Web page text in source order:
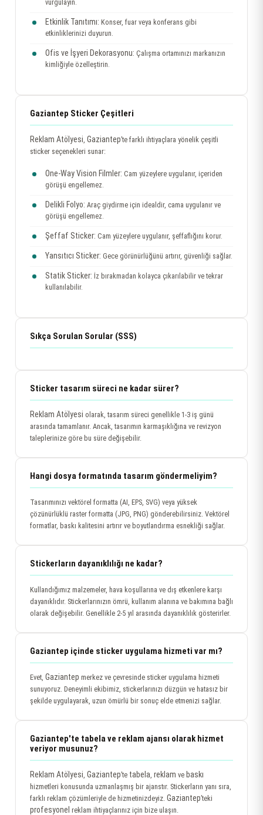
vurgulayın.
Etkinlik Tanıtımı: Konser, fuar veya konferans gibi
etkinliklerinizi duyurun.
Ofis ve İşyeri Dekorasyonu: Çalışma ortamınızı markanızın
kimliğiyle özelleştirin.
Gaziantep Sticker Çeşitleri
Reklam Atölyesi, Gaziantep’te farklı ihtiyaçlara yönelik çeşitli
sticker seçenekleri sunar:
One-Way Vision Filmler: Cam yüzeylere uygulanır, içeriden
görüşü engellemez.
Delikli Folyo: Araç giydirme için idealdir, cama uygulanır ve
görüşü engellemez.
Şeffaf Sticker: Cam yüzeylere uygulanır, şeffaflığını korur.
Yansıtıcı Sticker: Gece görünürlüğünü artırır, güvenliği sağlar.
Statik Sticker: İz bırakmadan kolayca çıkarılabilir ve tekrar
kullanılabilir.
Sıkça Sorulan Sorular (SSS)
Sticker tasarım süreci ne kadar sürer?
Reklam Atölyesi olarak, tasarım süreci genellikle 1-3 iş günü
arasında tamamlanır. Ancak, tasarımın karmaşıklığına ve revizyon
taleplerinize göre bu süre değişebilir.
Hangi dosya formatında tasarım göndermeliyim?
Tasarımınızı vektörel formatta (AI, EPS, SVG) veya yüksek
çözünürlüklü raster formatta (JPG, PNG) gönderebilirsiniz. Vektörel
formatlar, baskı kalitesini artırır ve boyutlandırma esnekliği sağlar.
Stickerların dayanıklılığı ne kadar?
Kullandığımız malzemeler, hava koşullarına ve dış etkenlere karşı
dayanıklıdır. Stickerlarınızın ömrü, kullanım alanına ve bakımına bağlı
olarak değişebilir. Genellikle 2-5 yıl arasında dayanıklılık gösterirler.
Gaziantep içinde sticker uygulama hizmeti var mı?
Evet, Gaziantep merkez ve çevresinde sticker uygulama hizmeti
sunuyoruz. Deneyimli ekibimiz, stickerlarınızı düzgün ve hatasız bir
şekilde uygulayarak, uzun ömürlü bir sonuç elde etmenizi sağlar.
Gaziantep'te tabela ve reklam ajansı olarak hizmet
veriyor musunuz?
Reklam Atölyesi, Gaziantep’te tabela, reklam ve baskı
hizmetleri konusunda uzmanlaşmış bir ajanstır. Stickerların yanı sıra,
farklı reklam çözümleriyle de hizmetinizdeyiz. Gaziantep’teki
profesyonel reklam ihtiyaçlarınız için bize ulaşın.